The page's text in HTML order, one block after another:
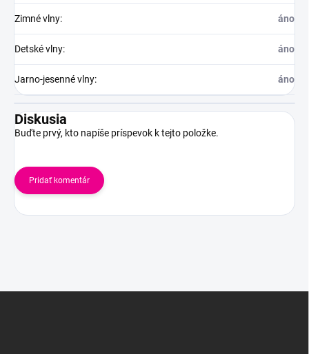
Zimné vlny: áno
Detské vlny: áno
Jarno-jesenné vlny: áno
Diskusia
Buďte prvý, kto napíše príspevok k tejto položke.
Pridať komentár